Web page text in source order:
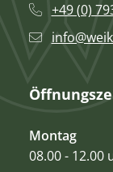
+49 (0)
Montag
08.00 - 12.00